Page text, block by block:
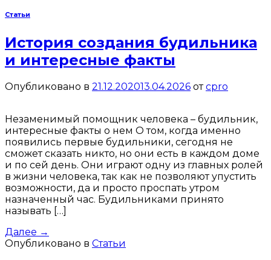
Статьи
История создания будильника
и интересные факты
Опубликовано в 21.12.202013.04.2026 отcpro
Незаменимый помощник человека – будильник,
интересные факты о нем О том, когда именно
появились первые будильники, сегодня не
сможет сказать никто, но они есть в каждом доме
и по сей день. Они играют одну из главных ролей
в жизни человека, так как не позволяют упустить
возможности, да и просто проспать утром
назначенный час. Будильниками принято
называть […]
Далее →
Опубликовано в Статьи